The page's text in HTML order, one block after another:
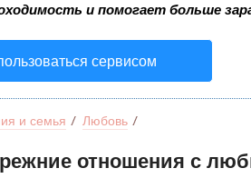
и помогает больше
сервисом
и семья Любовь
отношения с